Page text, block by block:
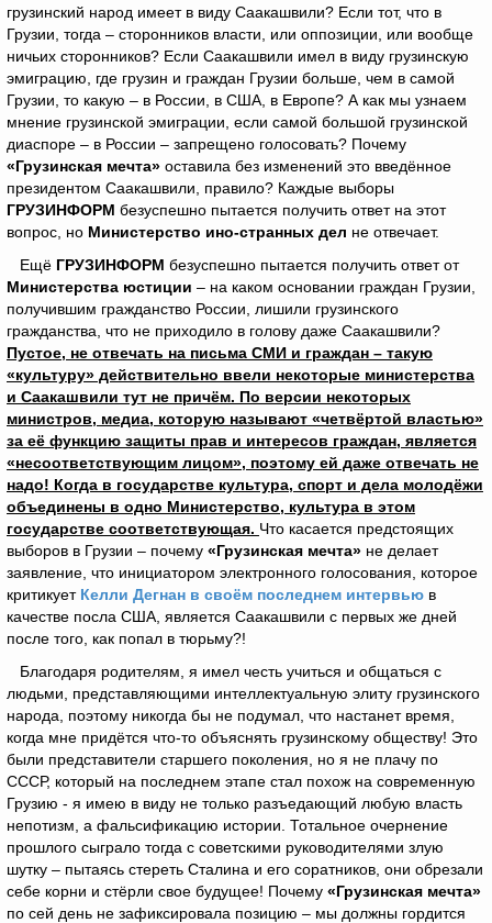
грузинский народ имеет в виду Саакашвили? Если тот, что в
Грузии, тогда – сторонников власти, или оппозиции, или вообще
ничьих сторонников? Если Саакашвили имел в виду грузинскую
эмиграцию, где грузин и граждан Грузии больше, чем в самой
Грузии, то какую – в России, в США, в Европе? А как мы узнаем
мнение грузинской эмиграции, если самой большой грузинской
диаспоре – в России – запрещено голосовать? Почему
«Грузинская мечта» оставила без изменений это введённое
президентом Саакашвили, правило? Каждые выборы
ГРУЗИНФОРМ безуспешно пытается получить ответ на этот
вопрос, но Министерство ино-странных дел не отвечает.
Ещё ГРУЗИНФОРМ безуспешно пытается получить ответ от
Министерства юстиции – на каком основании граждан Грузии,
получившим гражданство России, лишили грузинского
гражданства, что не приходило в голову даже Саакашвили?
Пустое, не отвечать на письма СМИ и граждан – такую
«культуру» действительно ввели некоторые министерства
и Саакашвили тут не причём. По версии некоторых
министров, медиа, которую называют «четвёртой властью»
за её функцию защиты прав и интересов граждан, является
«несоответствующим лицом», поэтому ей даже отвечать не
надо! Когда в государстве культура, спорт и дела молодёжи
объединены в одно Министерство, культура в этом
государстве соответствующая. Что касается предстоящих
выборов в Грузии – почему «Грузинская мечта» не делает
заявление, что инициатором электронного голосования, которое
критикует Келли Дегнан в своём последнем интервью в
качестве посла США, является Саакашвили с первых же дней
после того, как попал в тюрьму?!
Благодаря родителям, я имел честь учиться и общаться с
людьми, представляющими интеллектуальную элиту грузинского
народа, поэтому никогда бы не подумал, что настанет время,
когда мне придётся что-то объяснять грузинскому обществу! Это
были представители старшего поколения, но я не плачу по
СССР, который на последнем этапе стал похож на современную
Грузию - я имею в виду не только разъедающий любую власть
непотизм, а фальсификацию истории. Тотальное очернение
прошлого сыграло тогда с советскими руководителями злую
шутку – пытаясь стереть Сталина и его соратников, они обрезали
себе корни и стёрли свое будущее! Почему «Грузинская мечта»
по сей день не зафиксировала позицию – мы должны гордится